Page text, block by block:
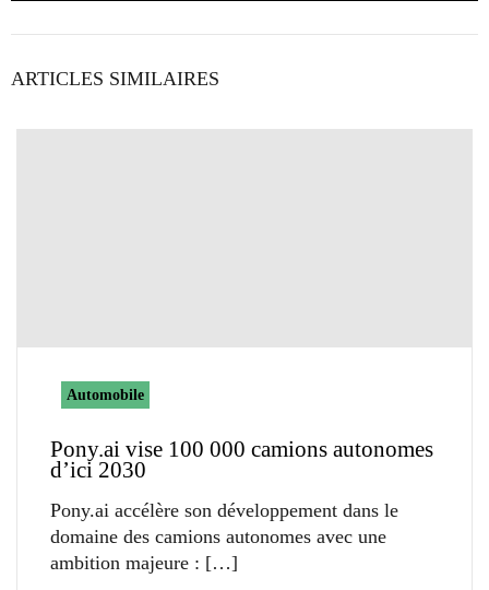
ARTICLES SIMILAIRES
Automobile
Pony.ai vise 100 000 camions autonomes
d’ici 2030
Pony.ai accélère son développement dans le
domaine des camions autonomes avec une
ambition majeure :